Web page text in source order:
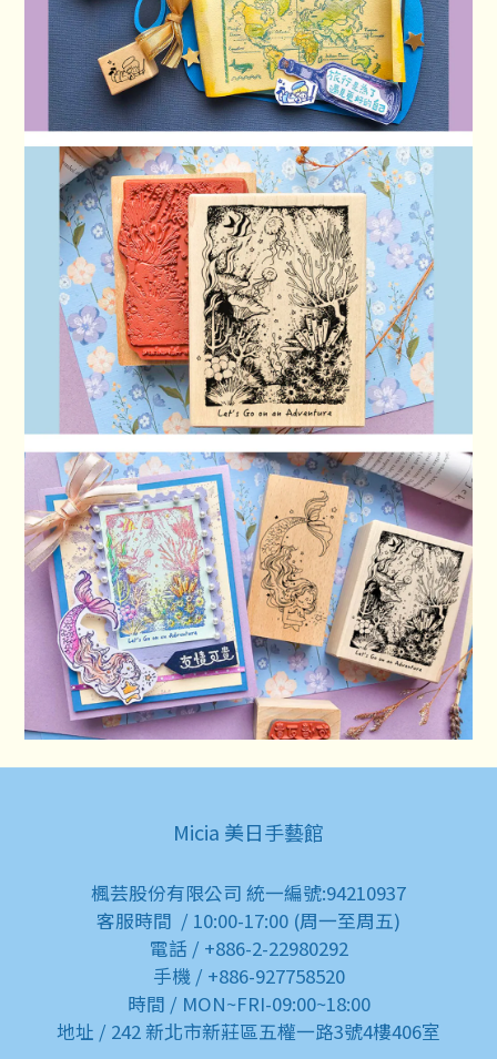
Micia 美日手藝館
楓芸股份有限公司 統一編號:94210937
客服時間 / 10:00-17:00 (周一至周五)
電話 / +886-2-22980292
手機 / +886-927758520
時間 / MON~FRI-09:00~18:00
地址 / 242 新北市新莊區五權一路3號4樓406室